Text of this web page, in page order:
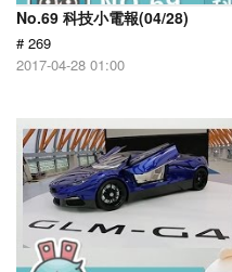
No.69 科技小電報(04/28)
# 269
2017-04-28 01:00